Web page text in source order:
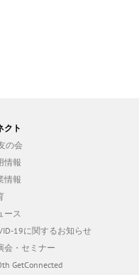
クト
の会
情報
情報
ース
19に関するお知らせ
会・セミナー
GetConnected